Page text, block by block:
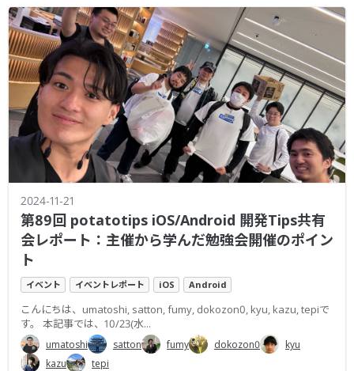
2024-11-21
第89回 potatotips iOS/Android 開発Tips共有
会レポート：主催から学んだ勉強会開催のポイン
ト
イベント イベントレポート iOS Android
こんにちは、umatoshi, satton, fumy, dokozon0, kyu, kazu, tepiで
す。 本記事では、10/23(水...
umatoshi satton fumy dokozon0
kyu
kazu
tepi